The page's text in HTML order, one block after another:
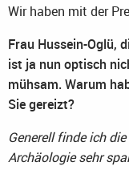
Wir haben mit der
Frau Hussein-Oglü,
ist ja nun optisch
mühsam. Warum
Sie gereizt?
Generell finde ich
Archäologie sehr